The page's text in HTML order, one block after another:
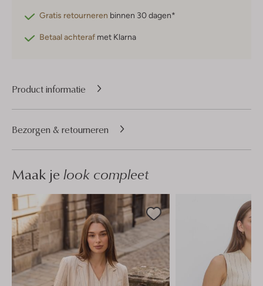
Gratis retourneren binnen 30 dagen*
Betaal achteraf met Klarna
Product informatie
Bezorgen & retourneren
Maak je look compleet